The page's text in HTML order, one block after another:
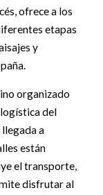
ofrece a los
etapas
y
organizado
del
a
están
el transporte,
disfrutar al